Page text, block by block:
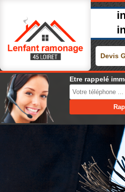
Devis
Etre rappelé